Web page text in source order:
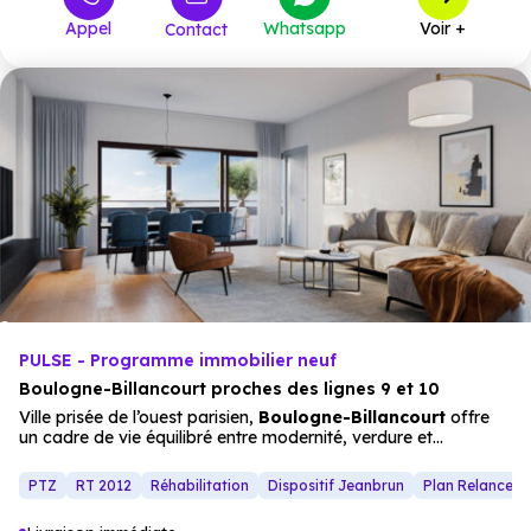
Appel Contact Whatsapp Voir +
PULSE - Programme immobilier neuf
Boulogne-Billancourt proches des lignes 9 et 10
Ville prisée de l’ouest parisien, Boulogne-Billancourt offre
un cadre de vie équilibré entre modernité, verdure et
s’inscrit dans un environnement calme, tout en restant proche
des commodités, descommerceset des équipements
PTZ RT 2012 Réhabilitation Dispositif Jeanbrun Plan Relance